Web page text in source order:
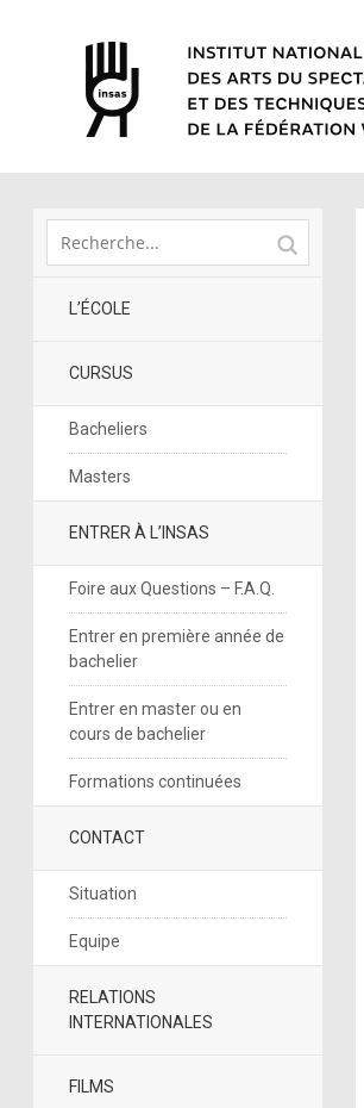
L’ÉCOLE
CURSUS
Bacheliers
Masters
ENTRER À L’INSAS
Foire aux Questions – F.A.Q.
Entrer en première année de
bachelier
Entrer en master ou en
cours de bachelier
Formations continuées
CONTACT
Situation
Equipe
RELATIONS
INTERNATIONALES
FILMS